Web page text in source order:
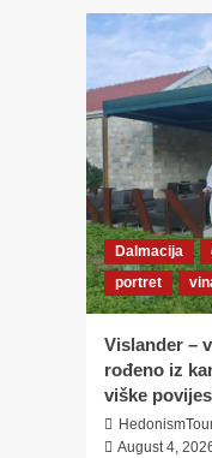
Dalmacija
portret
Vislander –
rođeno iz
viške
August 4,